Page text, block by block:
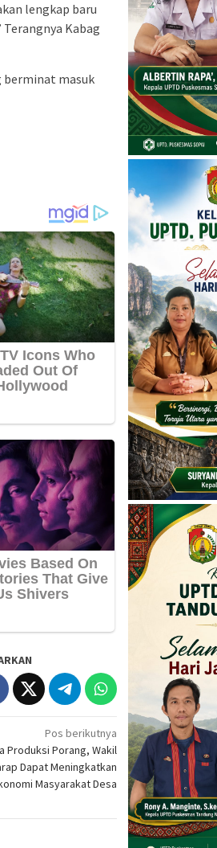
lengkap baru
Kabag
berminat masuk
Pos berikutnya
Produksi Porang, Wakil
Dapat Meningkatkan
Masyarakat Desa